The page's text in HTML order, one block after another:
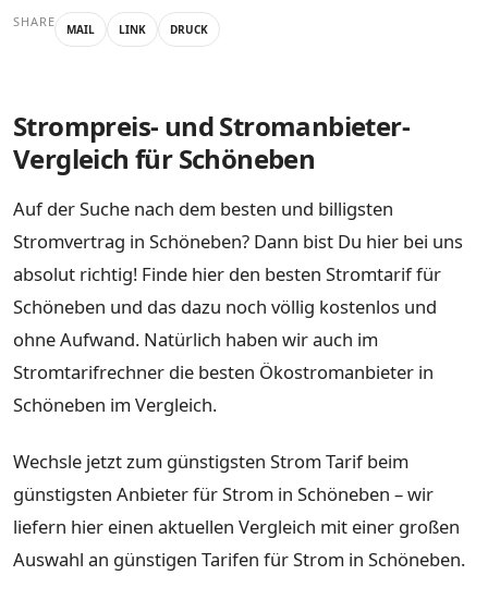
SHARE MAIL LINK DRUCK
Strompreis- und Stromanbieter-
Vergleich für Schöneben
Auf der Suche nach dem besten und billigsten
Stromvertrag in Schöneben? Dann bist Du hier bei uns
absolut richtig! Finde hier den besten Stromtarif für
Schöneben und das dazu noch völlig kostenlos und
ohne Aufwand. Natürlich haben wir auch im
Stromtarifrechner die besten Ökostromanbieter in
Schöneben im Vergleich.
Wechsle jetzt zum günstigsten Strom Tarif beim
günstigsten Anbieter für Strom in Schöneben – wir
liefern hier einen aktuellen Vergleich mit einer großen
Auswahl an günstigen Tarifen für Strom in Schöneben.